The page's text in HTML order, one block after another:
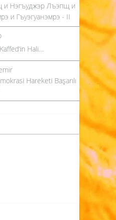
и Нэгъуджэр Лъэпщ и
и Гъуэгуанэмрэ - II
Hali…
Hareketi Başarılı